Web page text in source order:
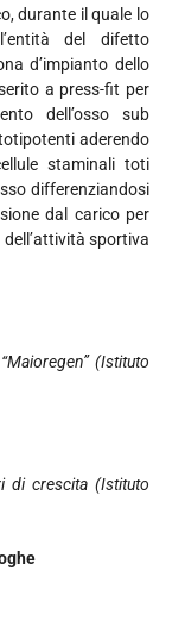
durante il quale lo
del difetto
d’impianto dello
a press-fit per
dell’osso sub
aderendo
staminali toti
differenziandosi
dal carico per
sportiva
(Istituto
di crescita (Istituto